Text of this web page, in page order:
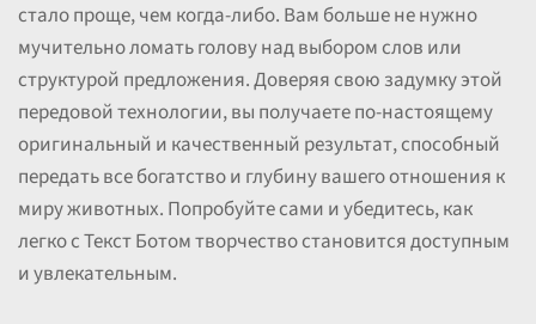
стало проще, чем когда-либо. Вам больше не нужно
мучительно ломать голову над выбором слов или
структурой предложения. Доверяя свою задумку этой
передовой технологии, вы получаете по-настоящему
оригинальный и качественный результат, способный
передать все богатство и глубину вашего отношения к
миру животных. Попробуйте сами и убедитесь, как
легко с Текст Ботом творчество становится доступным
и увлекательным.